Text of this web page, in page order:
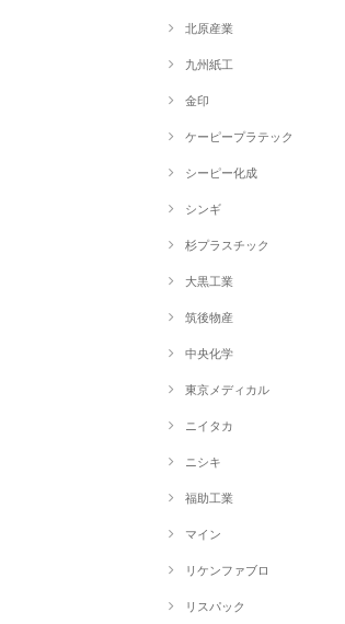
北原産業
九州紙工
金印
ケーピープラテック
シーピー化成
シンギ
杉プラスチック
大黒工業
筑後物産
中央化学
東京メディカル
ニイタカ
ニシキ
福助工業
マイン
リケンファブロ
リスパック